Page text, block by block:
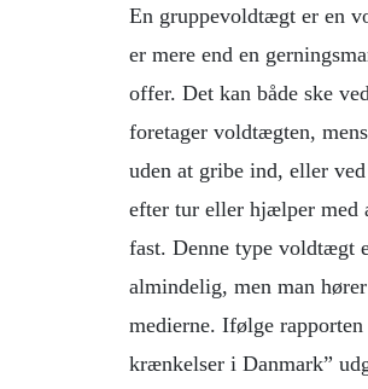
En gruppevoldtægt er en
er mere end en
offer. Det kan både ske
foretager voldtægten,
uden at gribe ind, eller
efter tur eller hjælper med
fast. Denne type voldtægt
almindelig, men man
medierne. Ifølge rapporten
krænkelser i Danmark”